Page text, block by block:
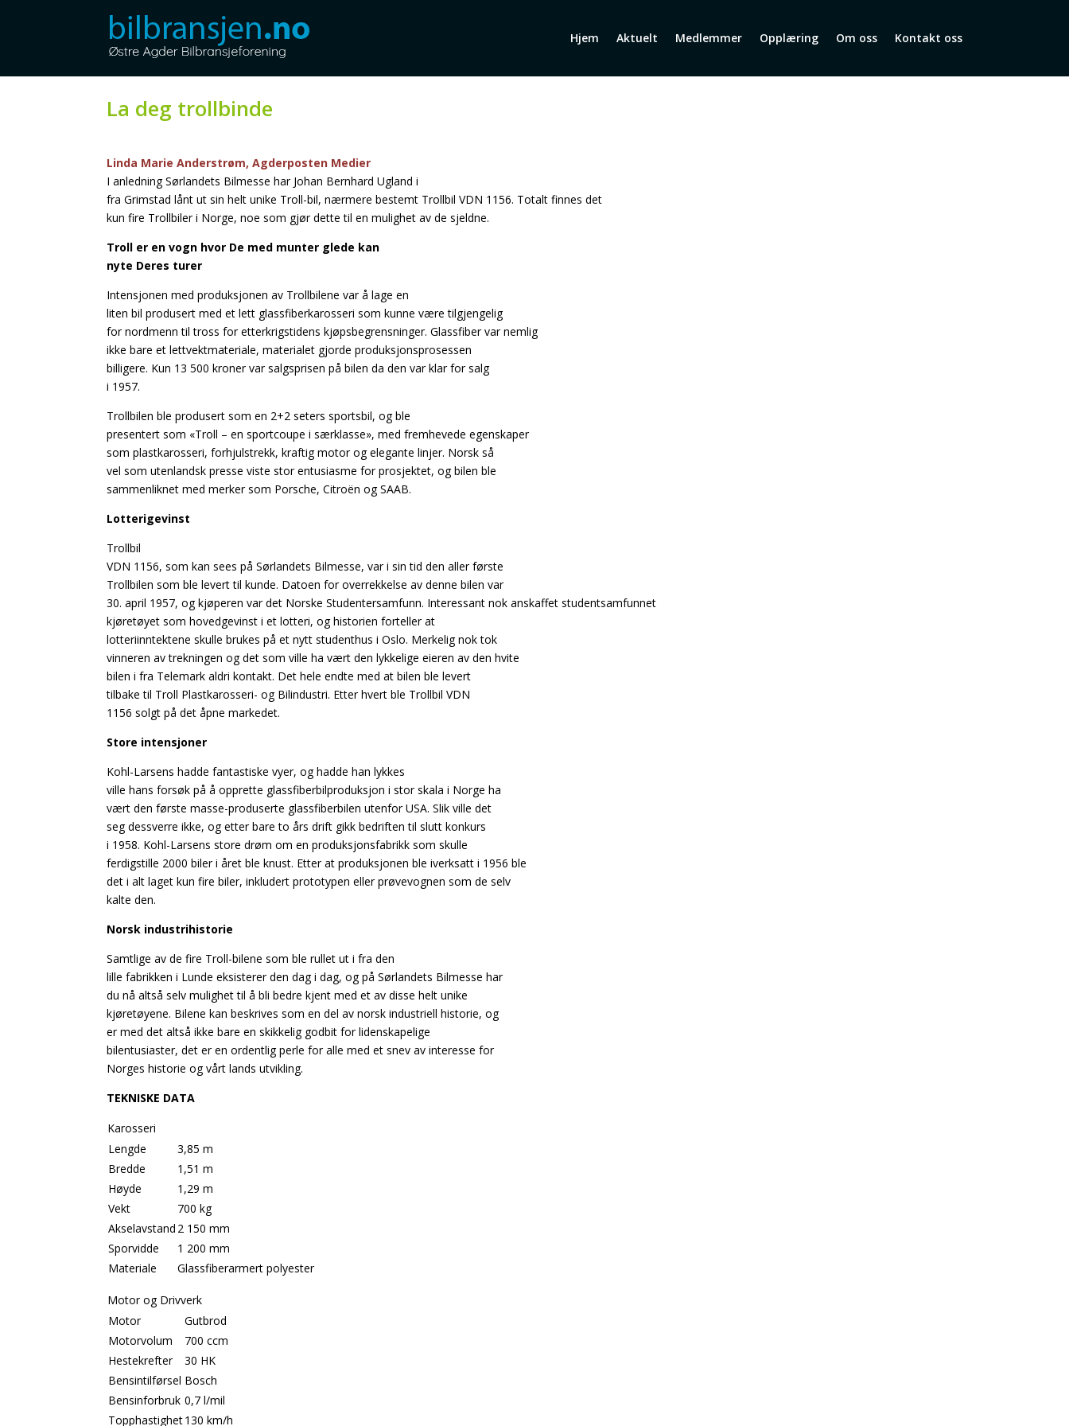
Hjem Aktuelt Medlemmer Opplæring Om oss Kontakt oss
La deg trollbinde
Linda Marie Anderstrøm, Agderposten Medier
I anledning Sørlandets Bilmesse har Johan Bernhard Ugland i
fra Grimstad lånt ut sin helt unike Troll-bil, nærmere bestemt Trollbil VDN 1156. Totalt finnes det
kun fire Trollbiler i Norge, noe som gjør dette til en mulighet av de sjeldne.
Troll er en vogn hvor De med munter glede kan
nyte Deres turer
Intensjonen med produksjonen av Trollbilene var å lage en
liten bil produsert med et lett glassfiberkarosseri som kunne være tilgjengelig
for nordmenn til tross for etterkrigstidens kjøpsbegrensninger. Glassfiber var nemlig
ikke bare et lettvektmateriale, materialet gjorde produksjonsprosessen
billigere. Kun 13 500 kroner var salgsprisen på bilen da den var klar for salg
i 1957.
Trollbilen ble produsert som en 2+2 seters sportsbil, og ble
presentert som «Troll – en sportcoupe i særklasse», med fremhevede egenskaper
som plastkarosseri, forhjulstrekk, kraftig motor og elegante linjer. Norsk så
vel som utenlandsk presse viste stor entusiasme for prosjektet, og bilen ble
sammenliknet med merker som Porsche, Citroën og SAAB.
Lotterigevinst
Trollbil
VDN 1156, som kan sees på Sørlandets Bilmesse, var i sin tid den aller første
Trollbilen som ble levert til kunde. Datoen for overrekkelse av denne bilen var
30. april 1957, og kjøperen var det Norske Studentersamfunn. Interessant nok anskaffet studentsamfunnet
kjøretøyet som hovedgevinst i et lotteri, og historien forteller at
lotteriinntektene skulle brukes på et nytt studenthus i Oslo. Merkelig nok tok
vinneren av trekningen og det som ville ha vært den lykkelige eieren av den hvite
bilen i fra Telemark aldri kontakt. Det hele endte med at bilen ble levert
tilbake til Troll Plastkarosseri- og Bilindustri. Etter hvert ble Trollbil VDN
1156 solgt på det åpne markedet.
Store intensjoner
Kohl-Larsens hadde fantastiske vyer, og hadde han lykkes
ville hans forsøk på å opprette glassfiberbilproduksjon i stor skala i Norge ha
vært den første masse-produserte glassfiberbilen utenfor USA. Slik ville det
seg dessverre ikke, og etter bare to års drift gikk bedriften til slutt konkurs
i 1958. Kohl-Larsens store drøm om en produksjonsfabrikk som skulle
ferdigstille 2000 biler i året ble knust. Etter at produksjonen ble iverksatt i 1956 ble
det i alt laget kun fire biler, inkludert prototypen eller prøvevognen som de selv
kalte den.
Norsk industrihistorie
Samtlige av de fire Troll-bilene som ble rullet ut i fra den
lille fabrikken i Lunde eksisterer den dag i dag, og på Sørlandets Bilmesse har
du nå altså selv mulighet til å bli bedre kjent med et av disse helt unike
kjøretøyene. Bilene kan beskrives som en del av norsk industriell historie, og
er med det altså ikke bare en skikkelig godbit for lidenskapelige
bilentusiaster, det er en ordentlig perle for alle med et snev av interesse for
Norges historie og vårt lands utvikling.
TEKNISKE DATA
Karosseri
Lengde
3,85 m
Bredde
1,51 m
Høyde
1,29 m
Vekt
700 kg
Akselavstand 2 150 mm
Sporvidde
1 200 mm
Materiale
Glassfiberarmert polyester
Motor og Drivverk
Motor
Gutbrod
Motorvolum
700 ccm
Hestekrefter
30 HK
Bensintilførsel Bosch
Bensinforbruk 0,7 l/mil
Topphastighet130 km/h